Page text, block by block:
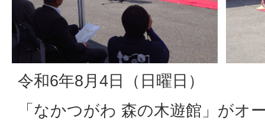
令和6年8月4日（日曜日）
「なかつがわ 森の木遊館」がオ